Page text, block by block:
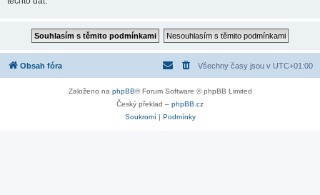
Obsah fóra Všechny časy jsou v UTC+01:00
Založeno na phpBB® Forum Software © phpBB Limited
Český překlad – phpBB.cz
Soukromí| Podmínky